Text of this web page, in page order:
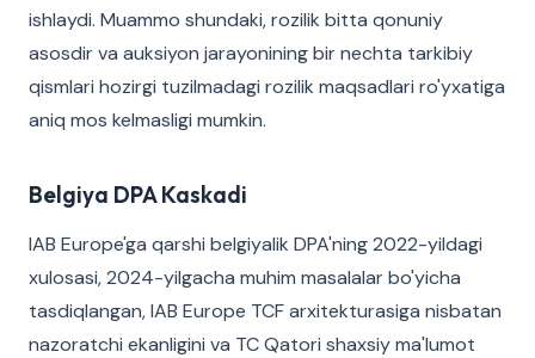
ishlaydi. Muammo shundaki, rozilik bitta qonuniy
asosdir va auksiyon jarayonining bir nechta tarkibiy
qismlari hozirgi tuzilmadagi rozilik maqsadlari ro'yxatiga
aniq mos kelmasligi mumkin.
Belgiya DPA Kaskadi
IAB Europe'ga qarshi belgiyalik DPA'ning 2022-yildagi
xulosasi, 2024-yilgacha muhim masalalar bo'yicha
tasdiqlangan, IAB Europe TCF arxitekturasiga nisbatan
nazoratchi ekanligini va TC Qatori shaxsiy ma'lumot